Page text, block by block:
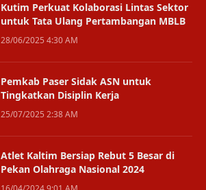
Kutim Perkuat Kolaborasi Lintas Sektor
untuk Tata Ulang Pertambangan MBLB
28/06/2025 4:30 AM
Pemkab Paser Sidak ASN untuk
Tingkatkan Disiplin Kerja
25/07/2025 2:38 AM
Atlet Kaltim Bersiap Rebut 5 Besar di
Pekan Olahraga Nasional 2024